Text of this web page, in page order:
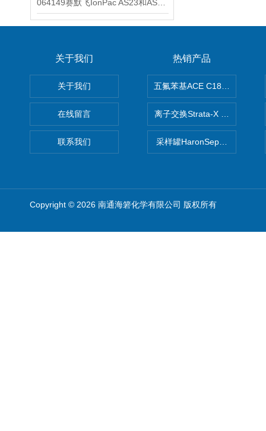
关于我们
关于我们
在线留言
联系我们
热销产品
五氟苯基ACE C18-PFP色谱柱
离子交换Strata-X SPE聚合物
采样罐HaronSep国产苏玛罐
Copyright © 2026 南通海箬化学有限公司 版权所有